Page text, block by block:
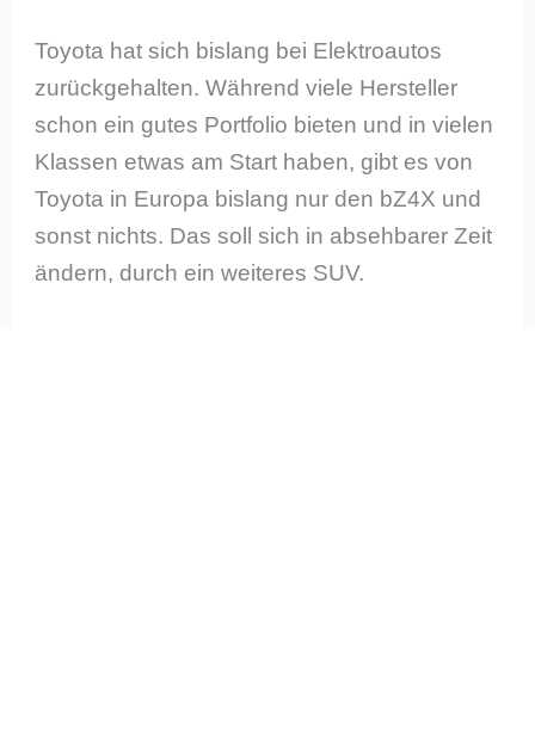
Toyota hat sich bislang bei Elektroautos
zurückgehalten. Während viele Hersteller
schon ein gutes Portfolio bieten und in vielen
Klassen etwas am Start haben, gibt es von
Toyota in Europa bislang nur den bZ4X und
sonst nichts. Das soll sich in absehbarer Zeit
ändern, durch ein weiteres SUV.